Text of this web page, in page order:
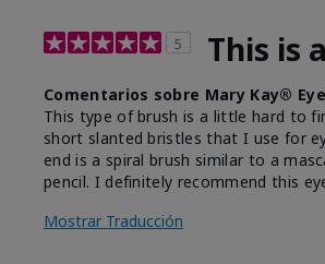
5 This is
Comentarios sobre Mary Kay®
This type of brush is a little hard to
short slanted bristles that I use for
end is a spiral brush similar to a
pencil. I definitely recommend this
Mostrar Traducción